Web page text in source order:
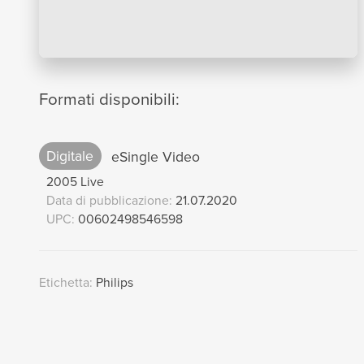
Formati disponibili:
Digitale eSingle Video
2005 Live
Data di pubblicazione: 21.07.2020
UPC: 00602498546598
Etichetta: Philips